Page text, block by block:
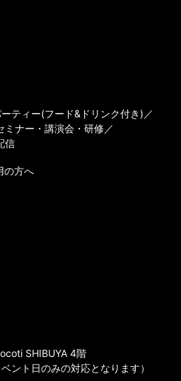
ティー(フード&ドリンク付き)
ミナー・講演会・研修
信
の方へ
SHIBUYA 4階
ベント日のみの対応となります）